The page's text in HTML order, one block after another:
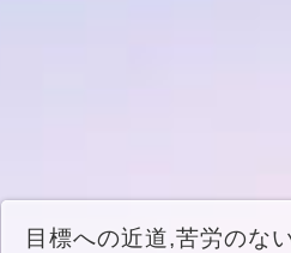
目標への近道,苦労のな